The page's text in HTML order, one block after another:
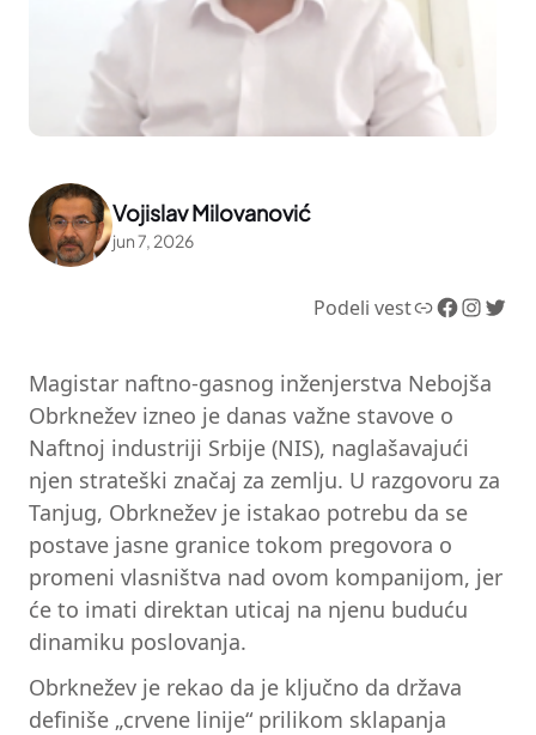
Vojislav Milovanović
jun 7, 2026
Podeli vestLink Facebook InstagramTwitter
Magistar naftno-gasnog inženjerstva Nebojša
Obrknežev izneo je danas važne stavove o
Naftnoj industriji Srbije (NIS), naglašavajući
njen strateški značaj za zemlju. U razgovoru za
Tanjug, Obrknežev je istakao potrebu da se
postave jasne granice tokom pregovora o
promeni vlasništva nad ovom kompanijom, jer
će to imati direktan uticaj na njenu buduću
dinamiku poslovanja.
Obrknežev je rekao da je ključno da država
definiše „crvene linije“ prilikom sklapanja